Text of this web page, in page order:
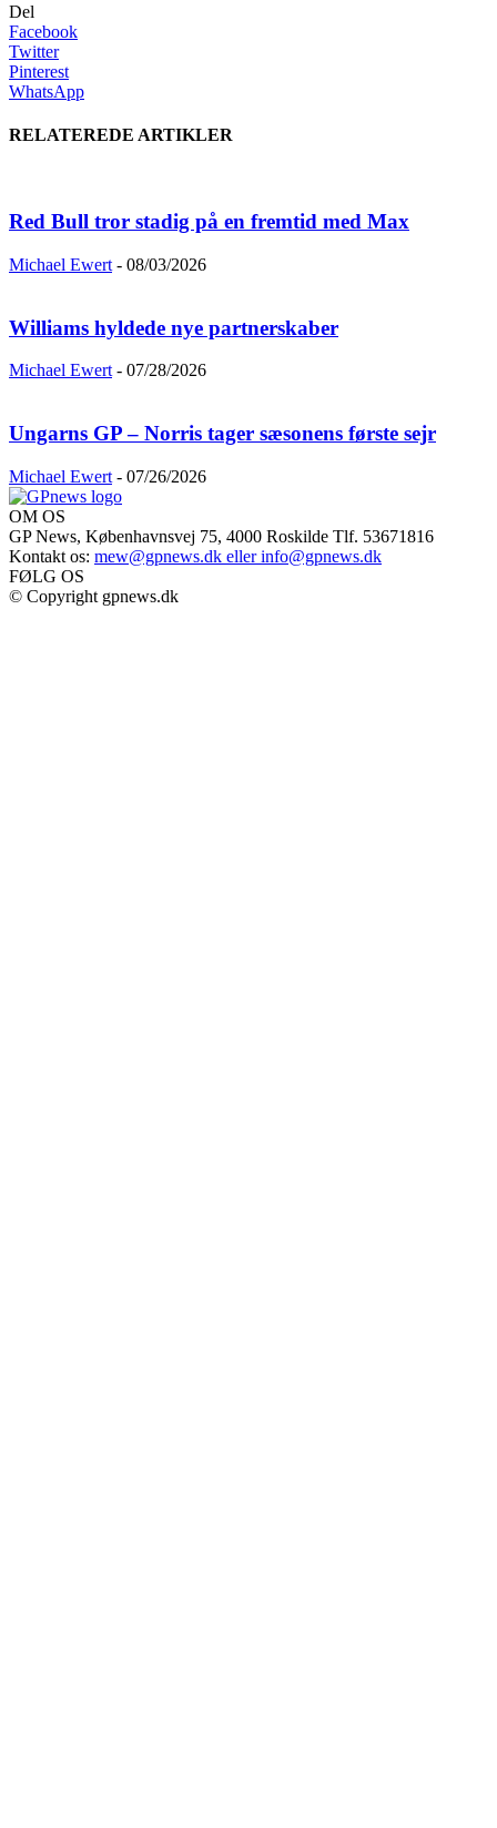
Del
Facebook
Twitter
Pinterest
WhatsApp
RELATEREDE ARTIKLER
Red Bull tror stadig på en fremtid med Max
Michael Ewert - 08/03/2026
Williams hyldede nye partnerskaber
Michael Ewert - 07/28/2026
Ungarns GP – Norris tager sæsonens første sejr
Michael Ewert - 07/26/2026
OM OS
GP News, Københavnsvej 75, 4000 Roskilde Tlf. 53671816
Kontakt os: mew@gpnews.dk eller info@gpnews.dk
FØLG OS
© Copyright gpnews.dk